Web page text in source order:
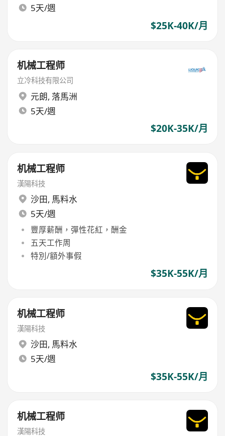
5天/週
$25K-40K/月
机械工程师
立冷科技有限公司
元朗, 落馬洲
5天/週
$20K-35K/月
机械工程师
漢陽科技
沙田, 馬料水
5天/週
豐厚薪酬，彈性花紅，酬金
五天工作周
特別/額外事假
$35K-55K/月
机械工程师
漢陽科技
沙田, 馬料水
5天/週
$35K-55K/月
机械工程师
漢陽科技